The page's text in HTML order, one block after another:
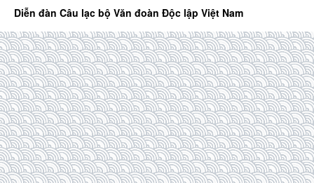
Diễn đàn Câu lạc bộ Văn đoàn Độc lập Việt Nam